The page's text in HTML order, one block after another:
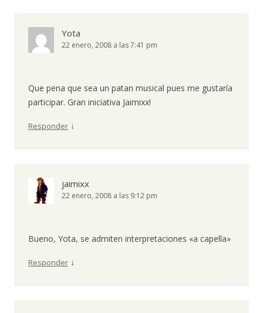
Yota
22 enero, 2008 a las 7:41 pm
Que pena que sea un patan musical pues me gustaría
participar. Gran iniciativa Jaimixx!
Responder ↓
jaimixx
22 enero, 2008 a las 9:12 pm
Bueno, Yota, se admiten interpretaciones «a capella»
Responder ↓